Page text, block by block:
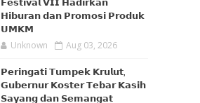
𝗙𝗲𝘀𝘁𝗶𝘃𝗮𝗹 𝗩𝗜𝗜 𝗛𝗮𝗱𝗶𝗿𝗸𝗮𝗻
𝗛𝗶𝗯𝘂𝗿𝗮𝗻 𝗱𝗮𝗻 𝗣𝗿𝗼𝗺𝗼𝘀𝗶 𝗣𝗿𝗼𝗱𝘂𝗸
𝗨𝗠𝗞𝗠
Unknown Aug 03, 2026
𝗣𝗲𝗿𝗶𝗻𝗴𝗮𝘁𝗶 𝗧𝘂𝗺𝗽𝗲𝗸 𝗞𝗿𝘂𝗹𝘂𝘁,
𝗚𝘂𝗯𝗲𝗿𝗻𝘂𝗿 𝗞𝗼𝘀𝘁𝗲𝗿 𝗧𝗲𝗯𝗮𝗿 𝗞𝗮𝘀𝗶𝗵
𝗦𝗮𝘆𝗮𝗻𝗴 𝗱𝗮𝗻 𝗦𝗲𝗺𝗮𝗻𝗴𝗮𝘁